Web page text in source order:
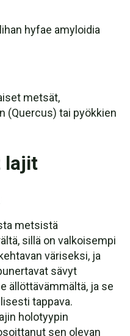
hyfae amyloidia
metsät,
(Quercus) tai pyökkien
lajit
metsistä
sillä on valkoisempi
väriseksi, ja
sävyt
ällöttävämmältä, ja se
tappava.
holotyypin
sen olevan